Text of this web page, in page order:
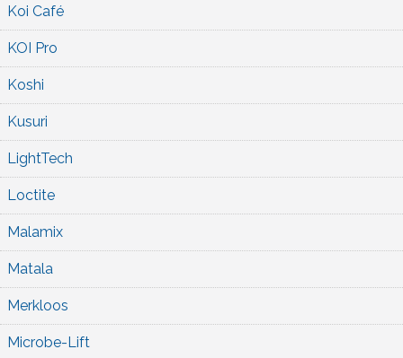
Koi Café
KOI Pro
Koshi
Kusuri
LightTech
Loctite
Malamix
Matala
Merkloos
Microbe-Lift